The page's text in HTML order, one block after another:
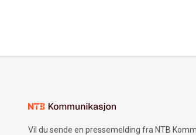
Vil du sende en pressemelding fra NTB